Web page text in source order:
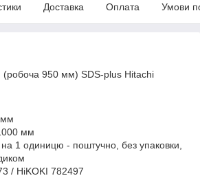
Доставка Оплата Умови
950 мм) SDS-plus Hitachi
мм
мм
1 одиницю - поштучно, без упаковки,
/ HiKOKI 782497